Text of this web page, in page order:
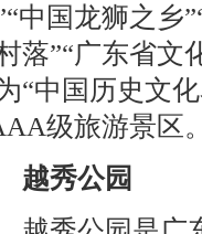
中国龙狮之乡
落”“广东省文
“中国历史文
级旅游景区
越秀公园